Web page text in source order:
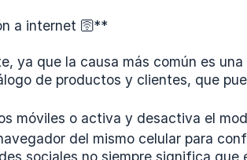
a internet 🛜**
ya que la causa más común es
de productos y clientes, que
móviles o activa y desactiva el
del mismo celular para
sociales no siempre significa